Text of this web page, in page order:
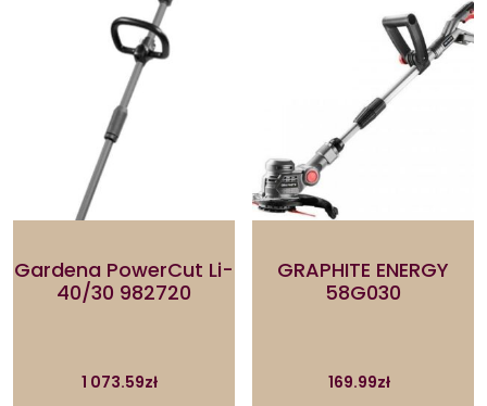
Gardena PowerCut Li-
40/30 982720
1 073.59zł
GRAPHITE ENERGY
58G030
169.99zł